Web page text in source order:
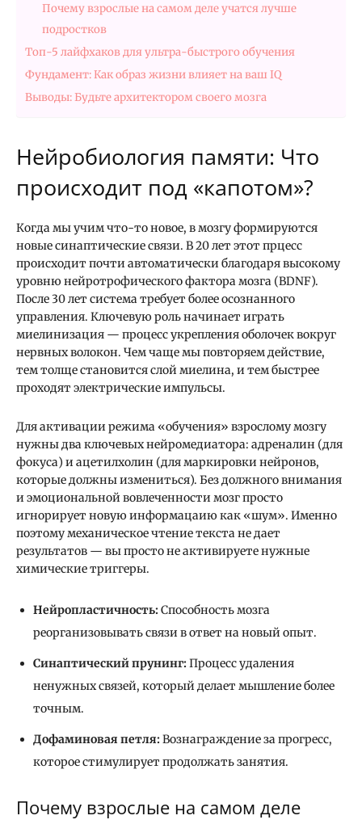
Почему взрослые на самом деле учатся лучше
подростков
Топ-5 лайфхаков для ультра-быстрого обучения
Фундамент: Как образ жизни влияет на ваш IQ
Выводы: Будьте архитектором своего мозга
Нейробиология памяти: Что
происходит под «капотом»?
Когда мы учим что-то новое, в мозгу формируются
новые синаптические связи. В 20 лет этот прцесс
происходит почти автоматически благодаря высокому
уровню нейротрофического фактора мозга (BDNF).
После 30 лет система требует более осознанного
управления. Ключевую роль начинает играть
миелинизация — процесс укрепления оболочек вокруг
нервных волокон. Чем чаще мы повторяем действие,
тем толще становится слой миелина, и тем быстрее
проходят электрические импульсы.
Для активации режима «обучения» взрослому мозгу
нужны два ключевых нейромедиатора: адреналин (для
фокуса) и ацетилхолин (для маркировки нейронов,
которые должны измениться). Без должного внимания
и эмоциональной вовлеченности мозг просто
игнорирует новую информацаию как «шум». Именно
поэтому механическое чтение текста не дает
результатов — вы просто не активируете нужные
химические триггеры.
Нейропластичность:Способность мозга
реорганизовывать связи в ответ на новый опыт.
Синаптический прунинг:Процесс удаления
ненужных связей, который делает мышление более
точным.
Дофаминовая петля:Вознаграждение за прогресс,
которое стимулирует продолжать занятия.
Почему взрослые на самом деле